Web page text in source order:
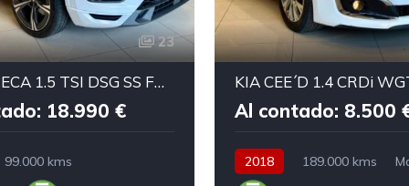
23
SEAT ATECA 1.5 TSI DSG SS FR Go
18.990 €
99.000 kms
KIA CEE´D 1.4 CRDi
Al contado: 8.500
2018 189.000 kms